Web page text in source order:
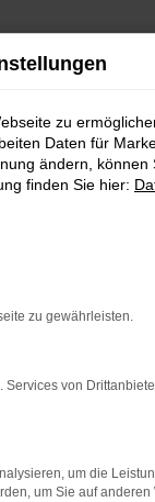
zu
Daten für
ändern,
finden Sie hier:
zu gewährleisten.
von
um die
um Sie auf